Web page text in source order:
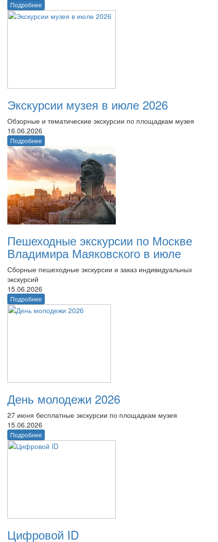
Подробнее
Экскурсии музея в июле 2026
Обзорные и тематические экскурсии по площадкам музея
16.06.2026
Подробнее
Пешеходные экскурсии по Москве
Владимира Маяковского в июле
Сборные пешеходные экскурсии и заказ индивидуальных
экскурсий
15.06.2026
Подробнее
День молодежи 2026
27 июня бесплатные экскурсии по площадкам музея
15.06.2026
Подробнее
Цифровой ID